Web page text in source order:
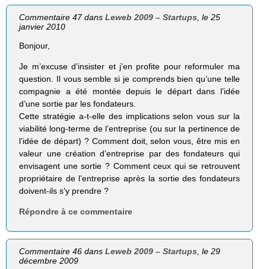
Commentaire 47 dansLeweb 2009 – Startups , le 25
janvier 2010
Bonjour,
Je m’excuse d’insister et j’en profite pour reformuler ma
question. Il vous semble si je comprends bien qu’une telle
compagnie a été montée depuis le départ dans l’idée
d’une sortie par les fondateurs.
Cette stratégie a-t-elle des implications selon vous sur la
viabilité long-terme de l’entreprise (ou sur la pertinence de
l’idée de départ) ? Comment doit, selon vous, être mis en
valeur une création d’entreprise par des fondateurs qui
envisagent une sortie ? Comment ceux qui se retrouvent
propriétaire de l’entreprise après la sortie des fondateurs
doivent-ils s’y prendre ?
Répondre à ce commentaire
Commentaire 46 dansLeweb 2009 – Startups, le 29
décembre 2009